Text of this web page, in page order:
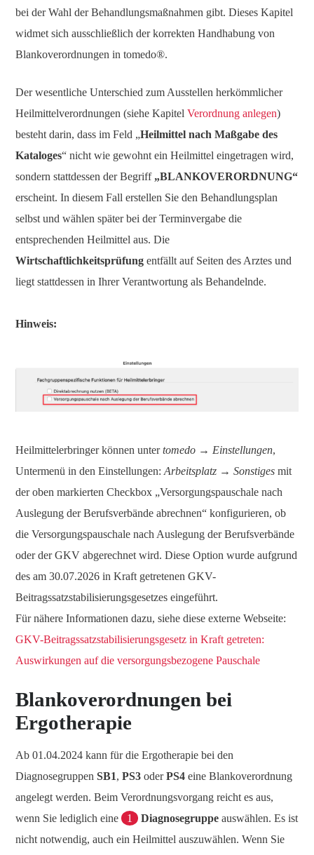
bei der Wahl der Behandlungsmaßnahmen gibt. Dieses Kapitel
widmet sich ausschließlich der korrekten Handhabung von
Blankoverordnungen in tomedo®.
Der wesentliche Unterschied zum Ausstellen herkömmlicher
Heilmittelverordnungen (siehe Kapitel Verordnung anlegen)
besteht darin, dass im Feld „Heilmittel nach Maßgabe des
Kataloges“ nicht wie gewohnt ein Heilmittel eingetragen wird,
sondern stattdessen der Begriff „BLANKOVERORDNUNG“
erscheint. In diesem Fall erstellen Sie den Behandlungsplan
selbst und wählen später bei der Terminvergabe die
entsprechenden Heilmittel aus. Die
Wirtschaftlichkeitsprüfung entfällt auf Seiten des Arztes und
liegt stattdessen in Ihrer Verantwortung als Behandelnde.
Hinweis:
Heilmittelerbringer können untertomedo → Einstellungen,
Untermenü in den Einstellungen: Arbeitsplatz → Sonstiges mit
der oben markierten Checkbox „Versorgungspauschale nach
Auslegung der Berufsverbände abrechnen“ konfigurieren, ob
die Versorgungspauschale nach Auslegung der Berufsverbände
oder der GKV abgerechnet wird. Diese Option wurde aufgrund
des am 30.07.2026 in Kraft getretenen GKV-
Beitragssatzstabilisierungsgesetzes eingeführt.
Für nähere Informationen dazu, siehe diese externe Webseite:
GKV-Beitragssatzstabilisierungsgesetz in Kraft getreten:
Auswirkungen auf die versorgungsbezogene Pauschale
Blankoverordnungen bei
Ergotherapie
Ab 01.04.2024 kann für die Ergotherapie bei den
Diagnosegruppen SB1, PS3 oderPS4 eine Blankoverordnung
angelegt werden. Beim Verordnungsvorgang reicht es aus,
wenn Sie lediglich eine
1 Diagnosegruppe auswählen. Es ist
nicht notwendig, auch ein Heilmittel auszuwählen. Wenn Sie